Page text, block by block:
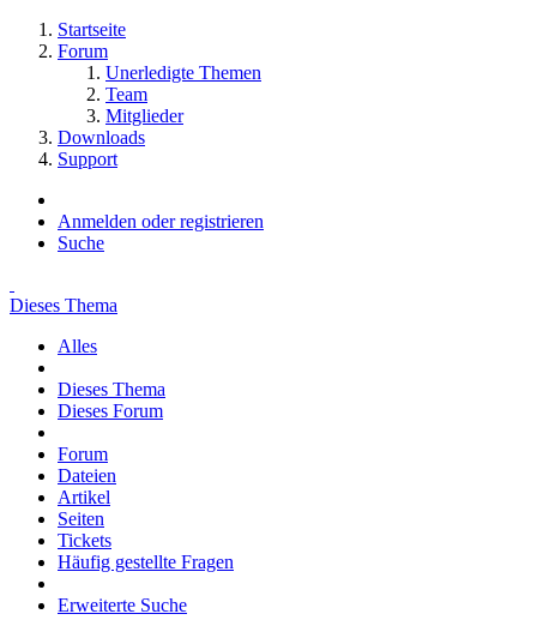
Startseite
Forum
Unerledigte Themen
Team
Mitglieder
Downloads
Support
Anmelden oder registrieren
Suche
Dieses Thema
Alles
Dieses Thema
Dieses Forum
Forum
Dateien
Artikel
Seiten
Tickets
Häufig gestellte Fragen
Erweiterte Suche